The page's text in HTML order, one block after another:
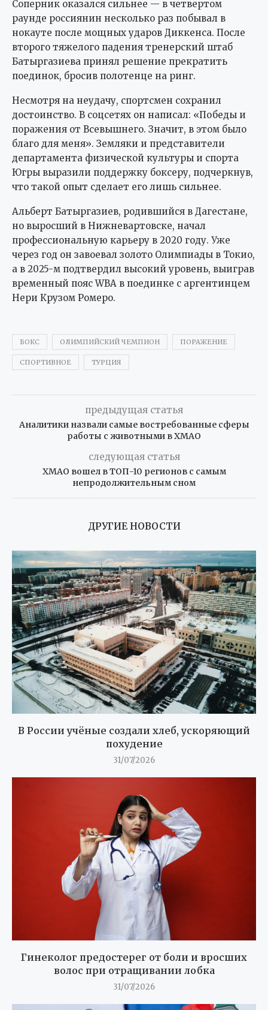
Соперник оказался сильнее — в четвертом
раунде россиянин несколько раз побывал в
нокауте после мощных ударов Диккенса. После
второго тяжелого падения тренерский штаб
Батыргазиева принял решение прекратить
поединок, бросив полотенце на ринг.
Несмотря на неудачу, спортсмен сохранил
достоинство. В соцсетях он написал: «Победы и
поражения от Всевышнего. Значит, в этом было
благо для меня». Земляки и представители
департамента физической культуры и спорта
Югры выразили поддержку боксеру, подчеркнув,
что такой опыт сделает его лишь сильнее.
Альберт Батыргазиев, родившийся в Дагестане,
но выросший в Нижневартовске, начал
профессиональную карьеру в 2020 году. Уже
через год он завоевал золото Олимпиады в Токио,
а в 2025-м подтвердил высокий уровень, выиграв
временный пояс WBA в поединке с аргентинцем
Нери Крузом Ромеро.
БОКС ОЛИМПИЙСКИЙ ЧЕМПИОН ПОРАЖЕНИЕ
СПОРТИВНОЕ ТУРЦИЯ
предыдущая статья
Аналитики назвали самые востребованные сферы
работы с животными в ХМАО
следующая статья
ХМАО вошел в ТОП-10 регионов с самым
непродолжительным сном
ДРУГИЕ НОВОСТИ
В России учёные создали хлеб, ускоряющий
похудение
31/07/2026
Гинеколог предостерег от боли и вросших
волос при отращивании лобка
31/07/2026